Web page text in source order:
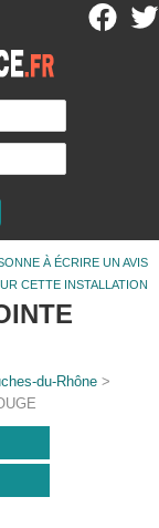
À ÉCRIRE UN AVIS
CETTE INSTALLATION
du-Rhône >